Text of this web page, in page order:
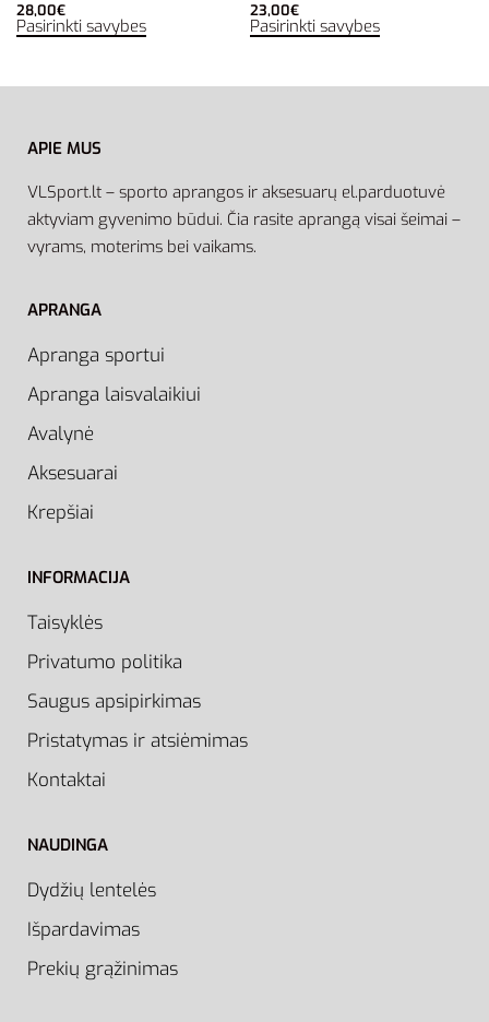
28,00€
Pasirinkti savybes
23,00€
Pasirinkti savybes
APIE MUS
VLSport.lt – sporto aprangos ir aksesuarų el.parduotuvė
aktyviam gyvenimo būdui. Čia rasite aprangą visai šeimai –
vyrams, moterims bei vaikams.
APRANGA
Apranga sportui
Apranga laisvalaikiui
Avalynė
Aksesuarai
Krepšiai
INFORMACIJA
Taisyklės
Privatumo politika
Saugus apsipirkimas
Pristatymas ir atsiėmimas
Kontaktai
NAUDINGA
Dydžių lentelės
Išpardavimas
Prekių grąžinimas